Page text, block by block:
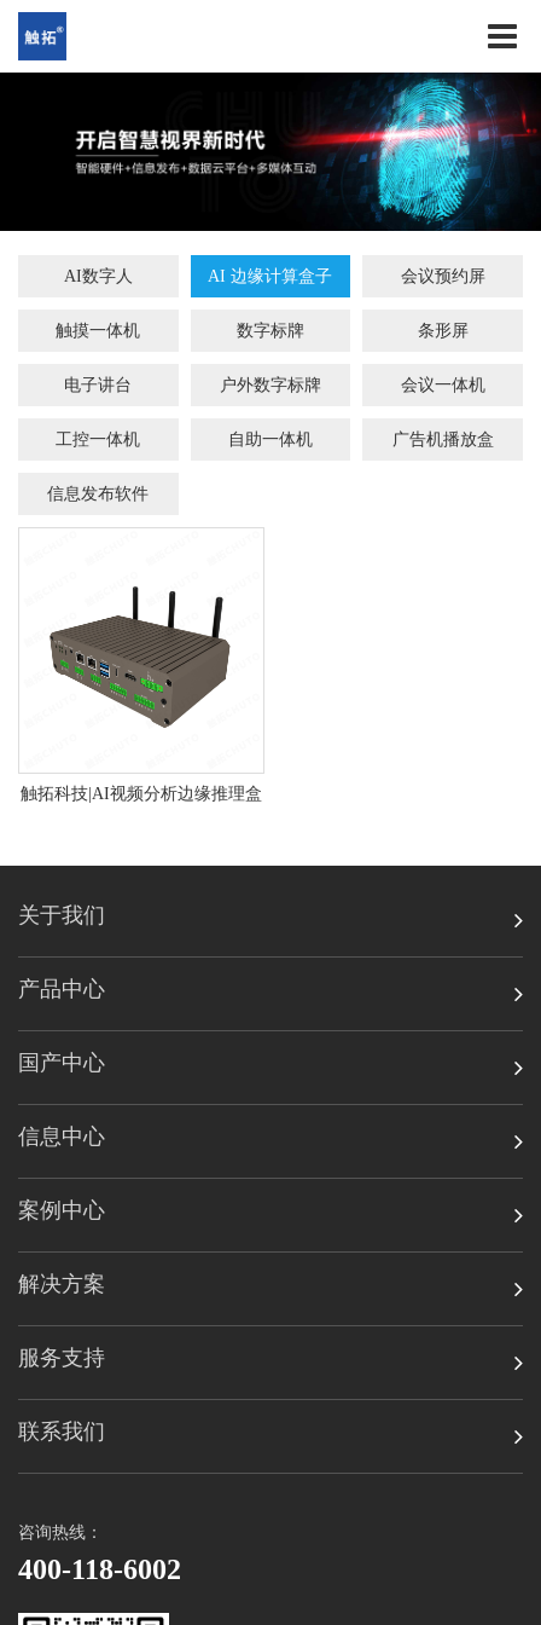
AI数字人 AI 边缘计算盒子 会议预约屏
触摸一体机 数字标牌 条形屏
电子讲台 户外数字标牌 会议一体机
工控一体机 自助一体机 广告机播放盒
信息发布软件
触拓科技|AI视频分析边缘推理盒
关于我们
产品中心
国产中心
信息中心
案例中心
解决方案
服务支持
联系我们
咨询热线：
400-118-6002